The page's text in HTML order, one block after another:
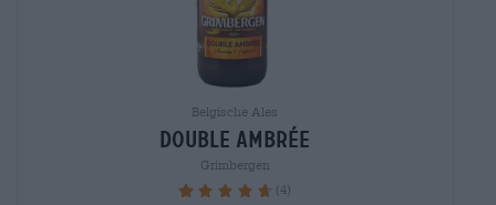
Belgische Ales
double ambrée
Grimbergen
95% (4)